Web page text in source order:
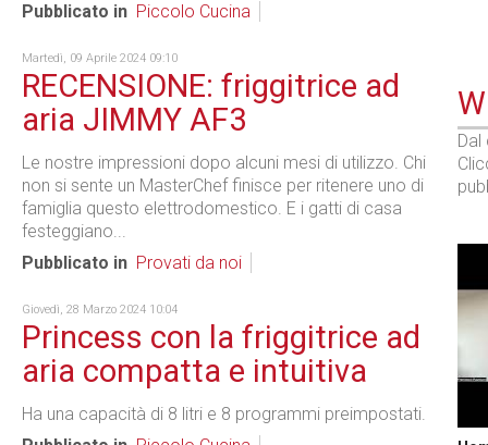
Pubblicato in Piccolo Cucina
Martedì, 09 Aprile 2024 09:10
RECENSIONE: friggitrice ad
aria JIMMY AF3
Le nostre impressioni dopo alcuni mesi di utilizzo. Chi
non si sente un MasterChef finisce per ritenere uno di
famiglia questo elettrodomestico. E i gatti di casa
festeggiano...
Pubblicato in Provati da noi
Giovedì, 28 Marzo 2024 10:04
Princess con la friggitrice ad
aria compatta e intuitiva
Ha una capacità di 8 litri e 8 programmi preimpostati.